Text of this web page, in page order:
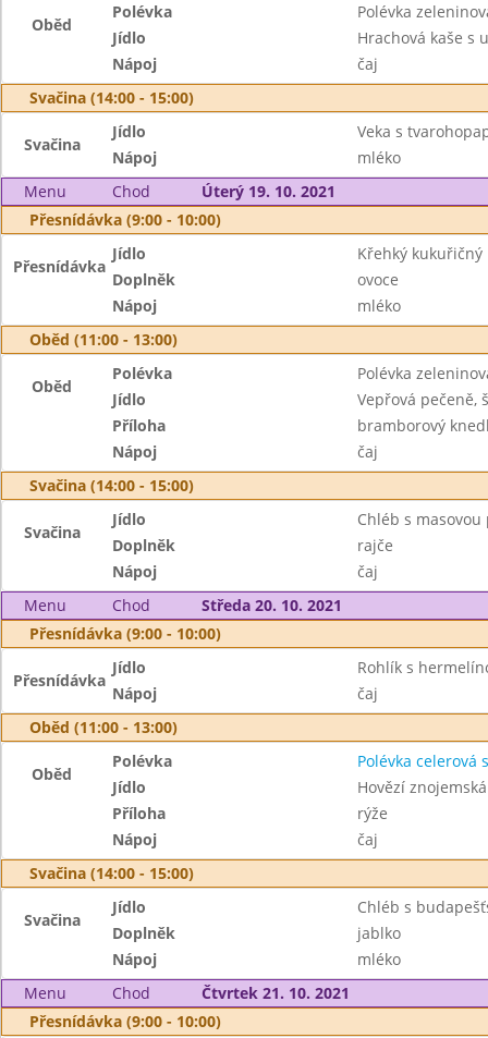
Oběd
Polévka
Polévka
Jídlo
Hrachová kaše s
Nápoj
čaj
Svačina (14:00 - 15:00)
Svačina
Jídlo
Veka s
Nápoj
mléko
Menu
Chod
Úterý 19. 10. 2021
Přesnídávka (9:00 - 10:00)
Přesnídávka
Jídlo
Křehký kukuřičný
Doplněk
ovoce
Nápoj
mléko
Oběd (11:00 - 13:00)
Oběd
Polévka
Polévka
Jídlo
Vepřová pečeně,
Příloha
bramborový
Nápoj
čaj
Svačina (14:00 - 15:00)
Svačina
Jídlo
Chléb s
Doplněk
rajče
Nápoj
čaj
Menu
Chod
Středa 20. 10. 2021
Přesnídávka (9:00 - 10:00)
Přesnídávka
Jídlo
Rohlík s
Nápoj
čaj
Oběd (11:00 - 13:00)
Oběd
Polévka
Polévka celerová
Jídlo
Hovězí znojemská
Příloha
rýže
Nápoj
čaj
Svačina (14:00 - 15:00)
Svačina
Jídlo
Chléb s
Doplněk
jablko
Nápoj
mléko
Menu
Chod
Čtvrtek 21. 10. 2021
Přesnídávka (9:00 - 10:00)